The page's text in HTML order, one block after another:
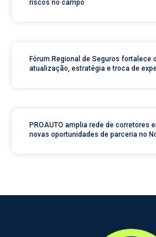
riscos no campo
Fórum Regional de Seguros fortalece
atualização, estratégia e troca de
PROAUTO amplia rede de corretores
novas oportunidades de parceria no